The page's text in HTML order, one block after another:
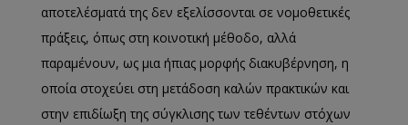
αποτελέσματά της δεν εξελίσσονται σε νομοθετικές
πράξεις, όπως στη κοινοτική μέθοδο, αλλά
παραμένουν, ως μια ήπιας μορφής διακυβέρνηση, η
οποία στοχεύει στη μετάδοση καλών πρακτικών και
στην επιδίωξη της σύγκλισης των τεθέντων στόχων